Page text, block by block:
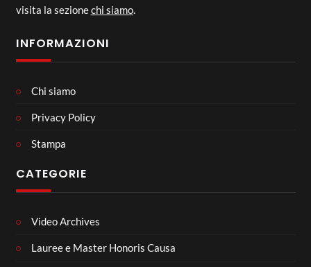
visita la sezionechi siamo.
INFORMAZIONI
Chi siamo
Privacy Policy
Stampa
CATEGORIE
Video Archives
Lauree e Master Honoris Causa